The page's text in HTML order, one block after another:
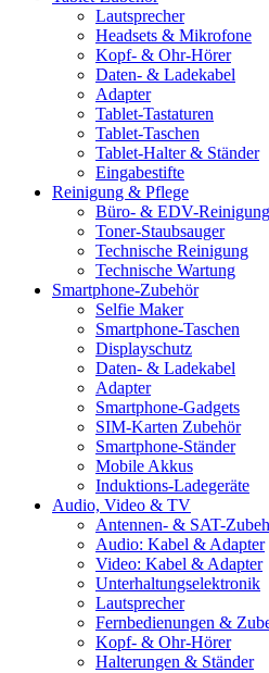
Lautsprecher
Headsets & Mikrofone
Kopf- & Ohr-Hörer
Daten- & Ladekabel
Adapter
Tablet-Tastaturen
Tablet-Taschen
Tablet-Halter & Ständer
Eingabestifte
Reinigung & Pflege
Büro- & EDV-Reinigung
Toner-Staubsauger
Technische Reinigung
Technische Wartung
Smartphone-Zubehör
Selfie Maker
Smartphone-Taschen
Displayschutz
Daten- & Ladekabel
Adapter
Smartphone-Gadgets
SIM-Karten Zubehör
Smartphone-Ständer
Mobile Akkus
Induktions-Ladegeräte
Audio, Video & TV
Antennen- & SAT-
Audio: Kabel & Adapter
Video: Kabel & Adapter
Unterhaltungselektronik
Lautsprecher
Fernbedienungen &
Kopf- & Ohr-Hörer
Halterungen & Ständer